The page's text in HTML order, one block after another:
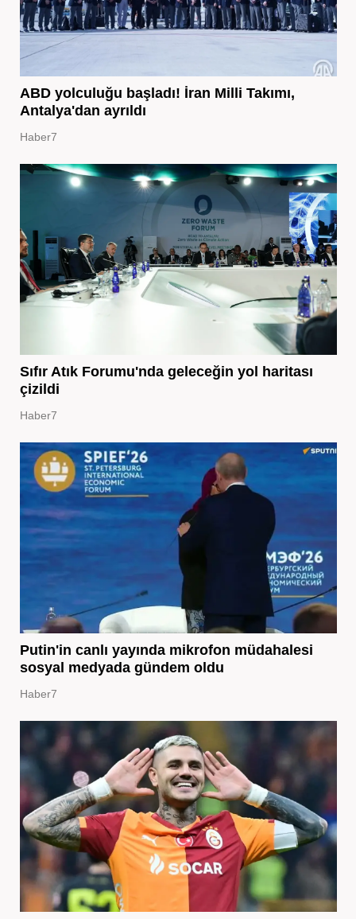
ABD yolculuğu başladı! İran Milli Takımı,
Antalya'dan ayrıldı
Haber7
Sıfır Atık Forumu'nda geleceğin yol haritası
çizildi
Haber7
Putin'in canlı yayında mikrofon müdahalesi
sosyal medyada gündem oldu
Haber7